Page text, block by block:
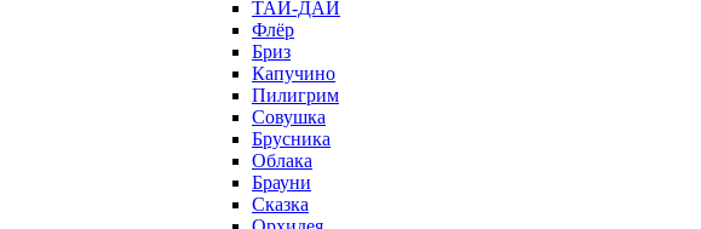
ТАЙ-ДАЙ
Флёр
Бриз
Капучино
Пилигрим
Совушка
Брусника
Облака
Брауни
Сказка